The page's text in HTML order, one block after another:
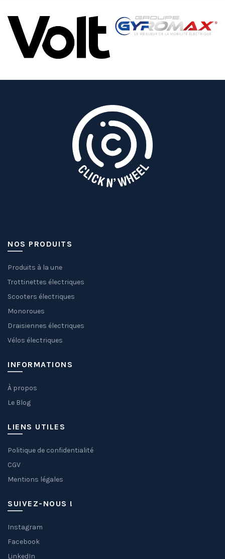
NOS PRODUITS
Produits à la une
Trottinettes électriques
Scooters électriques
Monoroues
Draisiennes électriques
Vélos électriques
INFORMATIONS
À propos
Le Blog
LIENS UTILES
Politique de confidentialité
CGV
Mentions légales
SUIVEZ-NOUS !
Instagram
Facebook
LinkedIn